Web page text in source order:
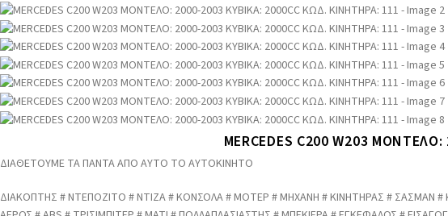
MERCEDES C200 W203
ΔΙΑΘΕΤΟΥΜΕ ΤΑ ΠΑΝΤΑ ΑΠΟ ΑΥΤΟ ΤΟ ΑΥΤΟΚΙΝΗΤΟ
ΔΙΑΚΟΠΤΗΣ # ΝΤΕΠΟΖΙΤΟ # ΝΤΙΖΑ # ΚΟΝΣΟΛΑ # ΜΟΤΕΡ # ΜΗΧΑΝΗ # ΚΙΝΗΤΗΡΑΣ # ΣΑΣΜΑΝ